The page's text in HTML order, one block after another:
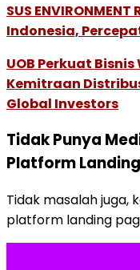
SUS
Indonesia,
UOB Perkuat
Kemitraan
Global Investors
Tidak Punya
Platform
Tidak masalah juga,
platform landing